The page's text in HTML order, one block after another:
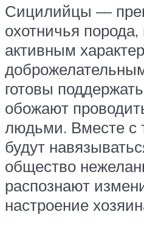
Сицилийцы —
охотничья порода,
активным
готовы
обожают
людьми. Вместе с
будут
общество
распознают
настроение